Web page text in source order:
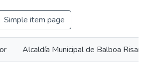
Simple item page
Alcaldía Municipal de Balboa